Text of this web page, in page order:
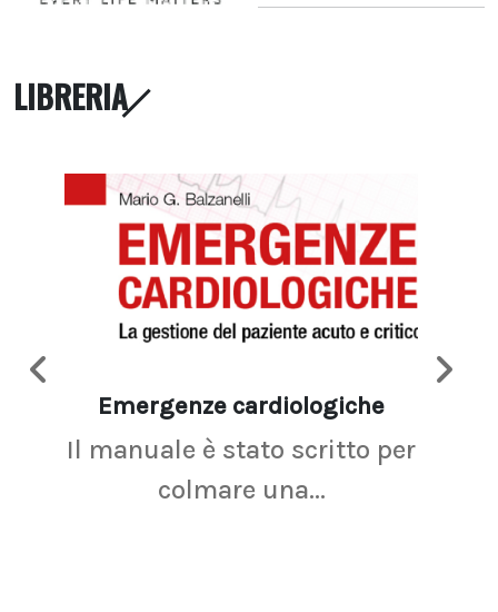
LIBRERIA
Emergenze cardiologiche
Il manuale è stato scritto per
colmare una...